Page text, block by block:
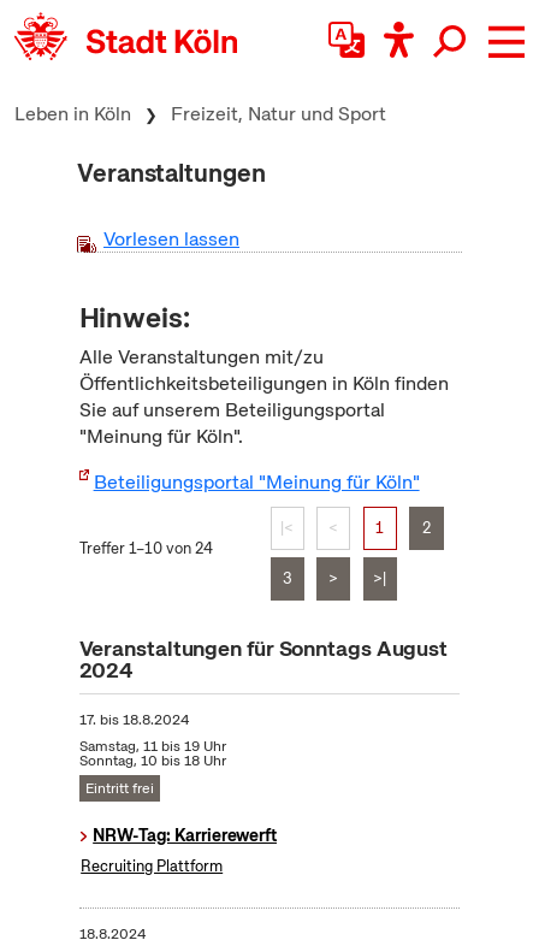
zum Inhalt springen
Leben in Köln Freizeit, Natur und Sport
Veranstaltungen
Vorlesen lassen
Hinweis:
Alle Veranstaltungen mit/zu
Öffentlichkeitsbeteiligungen in Köln finden
Sie auf unserem Beteiligungsportal
"Meinung für Köln".
Beteiligungsportal "Meinung für Köln"
Treffer 1–10 von 24
|< < 1 2
3 > >|
Veranstaltungen für Sonntags August
2024
17. bis18.8.2024
Samstag, 11 bis 19 Uhr
Sonntag, 10 bis 18 Uhr
Eintritt frei
NRW-Tag: Karrierewerft
Recruiting Plattform
18.8.2024